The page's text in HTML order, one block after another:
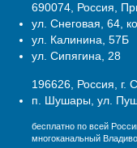
690074, Россия,
ул. Снеговая, 64,
ул. Калинина, 57Б
ул. Сипягина, 28
196626, Россия, г.
п. Шушары, ул.
бесплатно по всей
многоканальный